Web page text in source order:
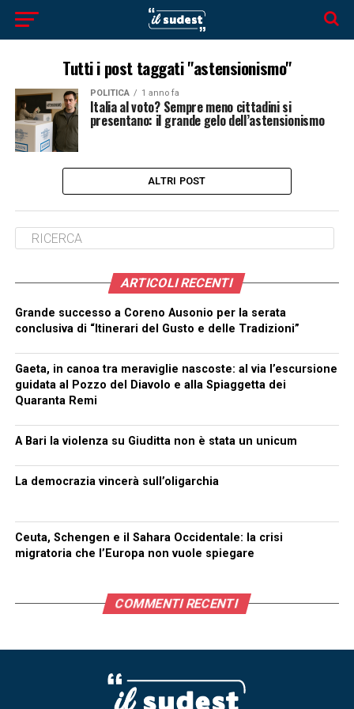
Tutti i post taggati "astensionismo"
POLITICA 1 anno fa
Italia al voto? Sempre meno cittadini si
presentano: il grande gelo dell’astensionismo
ALTRI POST
ARTICOLI RECENTI
Grande successo a Coreno Ausonio per la serata
conclusiva di “Itinerari del Gusto e delle Tradizioni”
Gaeta, in canoa tra meraviglie nascoste: al via l’escursione
guidata al Pozzo del Diavolo e alla Spiaggetta dei
Quaranta Remi
A Bari la violenza su Giuditta non è stata un unicum
La democrazia vincerà sull’oligarchia
Ceuta, Schengen e il Sahara Occidentale: la crisi
migratoria che l’Europa non vuole spiegare
COMMENTI RECENTI